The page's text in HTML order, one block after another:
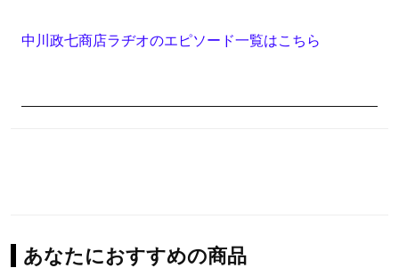
中川政七商店ラヂオのエピソード一覧はこちら
あなたにおすすめの商品